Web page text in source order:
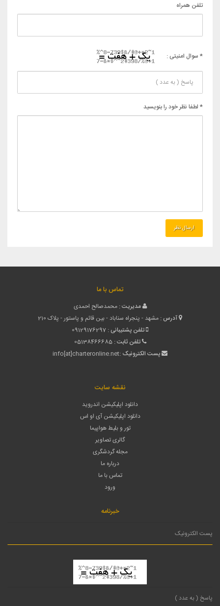
تلفن همراه
* سوال امنیتی :
* لطفا نظر خود را بنویسید
تماس با ما
مدیریت : محمدصالح احمدی
آدرس : مشهد - پنجراه سناباد - بین قائم و پاستور - پلاک 210
تلفن پشتیبانی : 09129176297
تلفن ثابت : 05138466685
پست الکترونیک :info[at]charteronline.net
نقشه سایت
دانلود اپلیکیشن اندروید
دانلود اپلیکیشن آی او اس
تور و بلیط هواپیما
گالری تصاویر
مجله گردشگری
درباره ما
تماس با ما
ورود
خبرنامه